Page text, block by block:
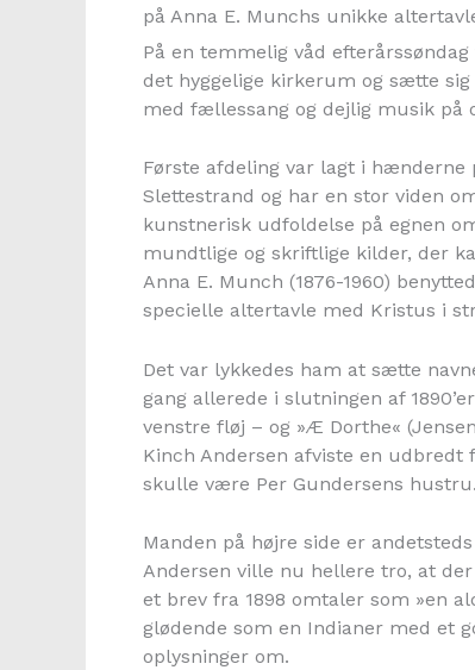
på Anna E. Munchs unikke
På en temmelig våd
det hyggelige kirkerum og sætte
med fællessang og dejlig musik på
Første afdeling var lagt i hænderne
Slettestrand og har en stor viden
kunstnerisk udfoldelse på egnen
mundtlige og skriftlige kilder, der
Anna E. Munch (1876-1960)
specielle altertavle med Kristus i
Det var lykkedes ham at sætte
gang allerede i slutningen af
venstre fløj – og »Æ Dorthe«
Kinch Andersen afviste en
skulle være Per Gundersens hustru.
Manden på højre side er
Andersen ville nu hellere tro, at
et brev fra 1898 omtaler som »en
glødende som en Indianer med et
oplysninger om.